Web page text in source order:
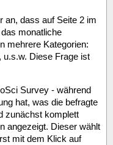
an, dass auf Seite 2 im
monatliche
mehrere Kategorien:
Diese Frage ist
Survey - während
hat, was die befragte
zunächst komplett
angezeigt. Dieser wählt
mit dem Klick auf